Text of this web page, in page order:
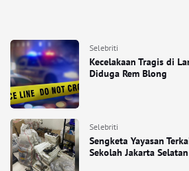
Selebriti
Kecelakaan Tragis di
Diduga Rem Blong
Selebriti
Sengketa Yayasan
Sekolah Jakarta Selatan